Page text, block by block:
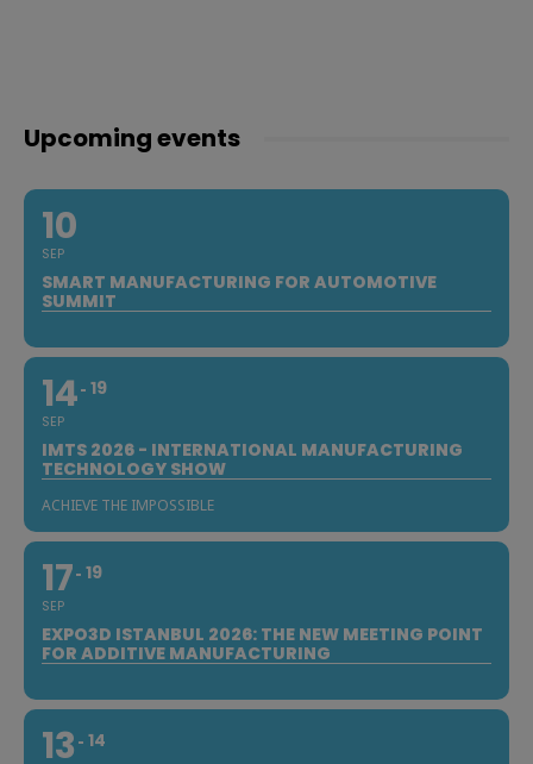
Upcoming events
10
SEP
SMART MANUFACTURING FOR AUTOMOTIVE
SUMMIT
14
SEP
19
IMTS 2026 - INTERNATIONAL MANUFACTURING
TECHNOLOGY SHOW
ACHIEVE THE IMPOSSIBLE
17
SEP
19
EXPO3D ISTANBUL 2026: THE NEW MEETING POINT
FOR ADDITIVE MANUFACTURING
13 14